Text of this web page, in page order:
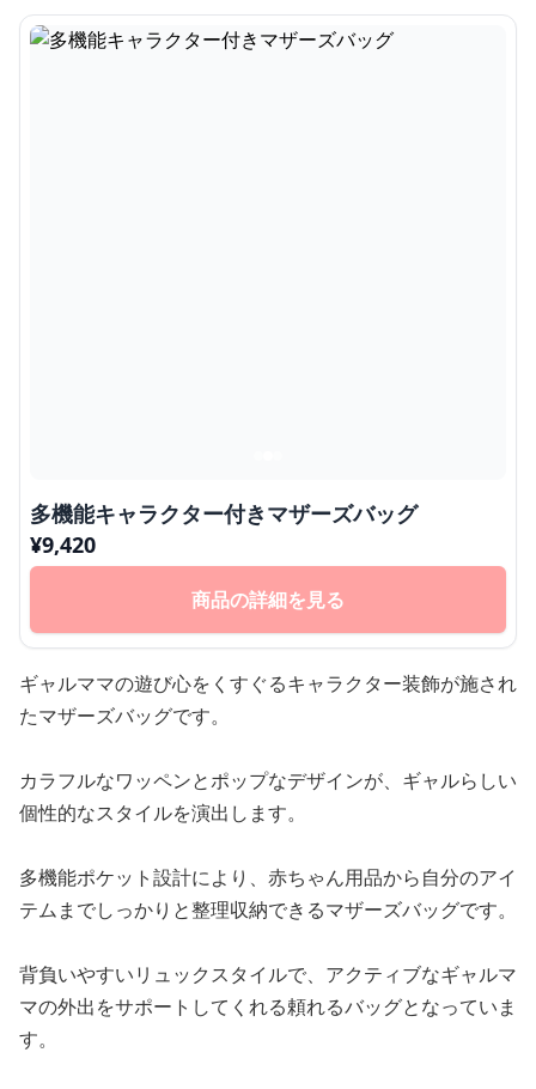
多機能キャラクター付きマザーズバッグ
¥9,420
商品の詳細を見る
ギャルママの遊び心をくすぐるキャラクター装飾が施され
たマザーズバッグです。
カラフルなワッペンとポップなデザインが、ギャルらしい
個性的なスタイルを演出します。
多機能ポケット設計により、赤ちゃん用品から自分のアイ
テムまでしっかりと整理収納できるマザーズバッグです。
背負いやすいリュックスタイルで、アクティブなギャルマ
マの外出をサポートしてくれる頼れるバッグとなっていま
す。